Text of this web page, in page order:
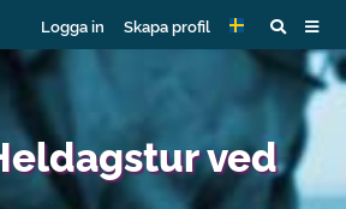
Logga in Skapa profil
ved